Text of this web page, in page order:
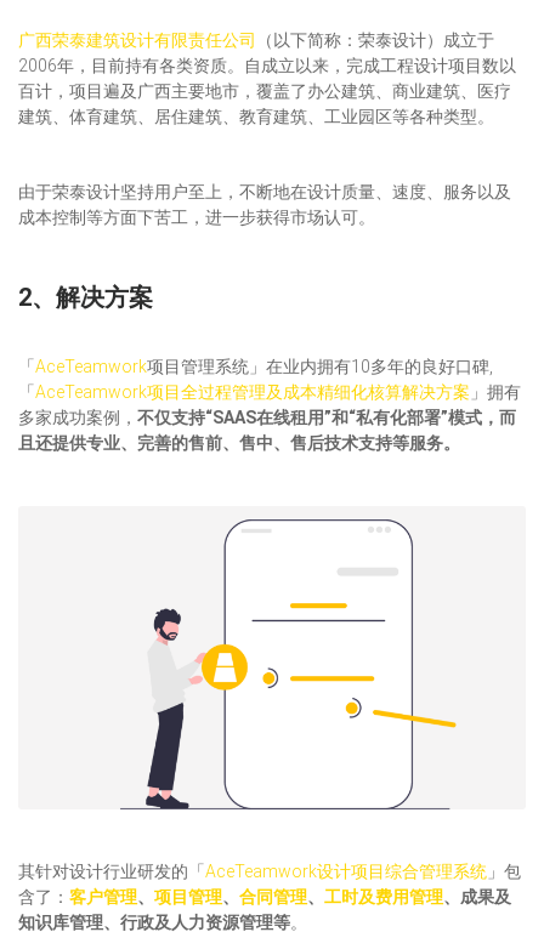
广西荣泰建筑设计有限责任公司
（以下简称：荣泰设计）成立于
2006年，目前持有各类资质。自成立以来，完成工程设计项目数以
百计，项目遍及广西主要地市，覆盖了办公建筑、商业建筑、医疗
建筑、体育建筑、居住建筑、教育建筑、工业园区等各种类型。
由于荣泰设计坚持用户至上，不断地在设计质量、速度、服务以及
成本控制等方面下苦工，进一步获得市场认可。
2、解决方案
「 AceTeamwork项目管理系统」在业内拥有10多年的良好口碑,
「 AceTeamwork项目全过程管理及成本精细化核算解决方案 」拥有
多家成功案例， 不仅支持“SAAS在线租用”和“私有化部署”模式，而
且还提供专业、完善的售前、售中、售后技术支持等服务。
其针对设计行业研发的「 AceTeamwork设计项目综合管理系统 」包
含了： 客户管理、 项目管理、 合同管理、 工时及费用管理、成果及
知识库管理、行政及人力资源管理等。